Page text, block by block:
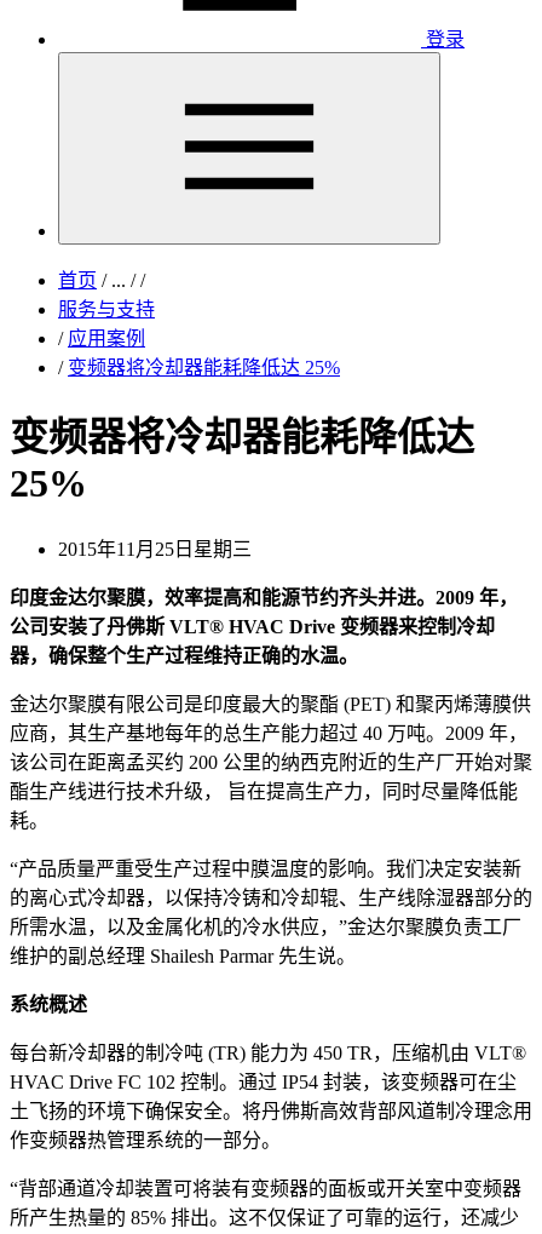
登录
首页 /... / /
服务与支持
/ 应用案例
/ 变频器将冷却器能耗降低达 25%
变频器将冷却器能耗降低达
25%
2015年11月25日星期三
印度金达尔聚膜，效率提高和能源节约齐头并进。2009 年，
公司安装了丹佛斯 VLT® HVAC Drive 变频器来控制冷却
器，确保整个生产过程维持正确的水温。
金达尔聚膜有限公司是印度最大的聚酯 (PET) 和聚丙烯薄膜供
应商，其生产基地每年的总生产能力超过 40 万吨。2009 年，
该公司在距离孟买约 200 公里的纳西克附近的生产厂开始对聚
酯生产线进行技术升级， 旨在提高生产力，同时尽量降低能
耗。
“产品质量严重受生产过程中膜温度的影响。我们决定安装新
的离心式冷却器，以保持冷铸和冷却辊、生产线除湿器部分的
所需水温，以及金属化机的冷水供应，”金达尔聚膜负责工厂
维护的副总经理 Shailesh Parmar 先生说。
系统概述
每台新冷却器的制冷吨 (TR) 能力为 450 TR，压缩机由 VLT®
HVAC Drive FC 102 控制。通过 IP54 封装，该变频器可在尘
土飞扬的环境下确保安全。将丹佛斯高效背部风道制冷理念用
作变频器热管理系统的一部分。
“背部通道冷却装置可将装有变频器的面板或开关室中变频器
所产生热量的 85% 排出。这不仅保证了可靠的运行，还减少